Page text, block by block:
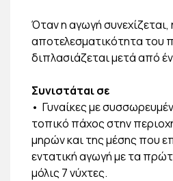
Όταν η αγωγή συνεχίζεται,
αποτελεσματικότητα του
διπλασιάζεται μετά από
Συνιστάται σε
• Γυναίκες με
τοπικό πάχος στην
μηρών και της μέσης που
εντατική αγωγή με τα
μόλις 7 νύχτες.